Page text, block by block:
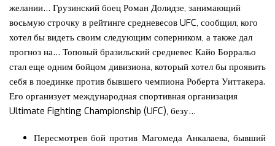
желании… Грузинский боец Роман Долидзе, занимающий
восьмую строчку в рейтинге средневесов UFC, сообщил, кого
хотел бы видеть своим следующим соперником, а также дал
прогноз на… Топовый бразильский средневес Кайо Борральо
стал еще одним бойцом дивизиона, который хотел бы проявить
себя в поединке против бывшего чемпиона Роберта Уиттакера.
Его организует международная спортивная организация
Ultimate Fighting Championship (UFC), безу…
Пересмотрев бой против Магомеда Анкалаева, бывший